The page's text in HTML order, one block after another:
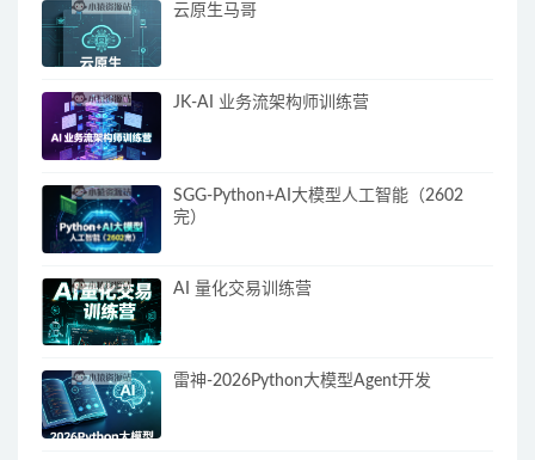
云原生马哥
JK-AI 业务流架构师训练营
SGG-Python+AI大模型人工智能（2602
完）
AI 量化交易训练营
雷神-2026Python大模型Agent开发